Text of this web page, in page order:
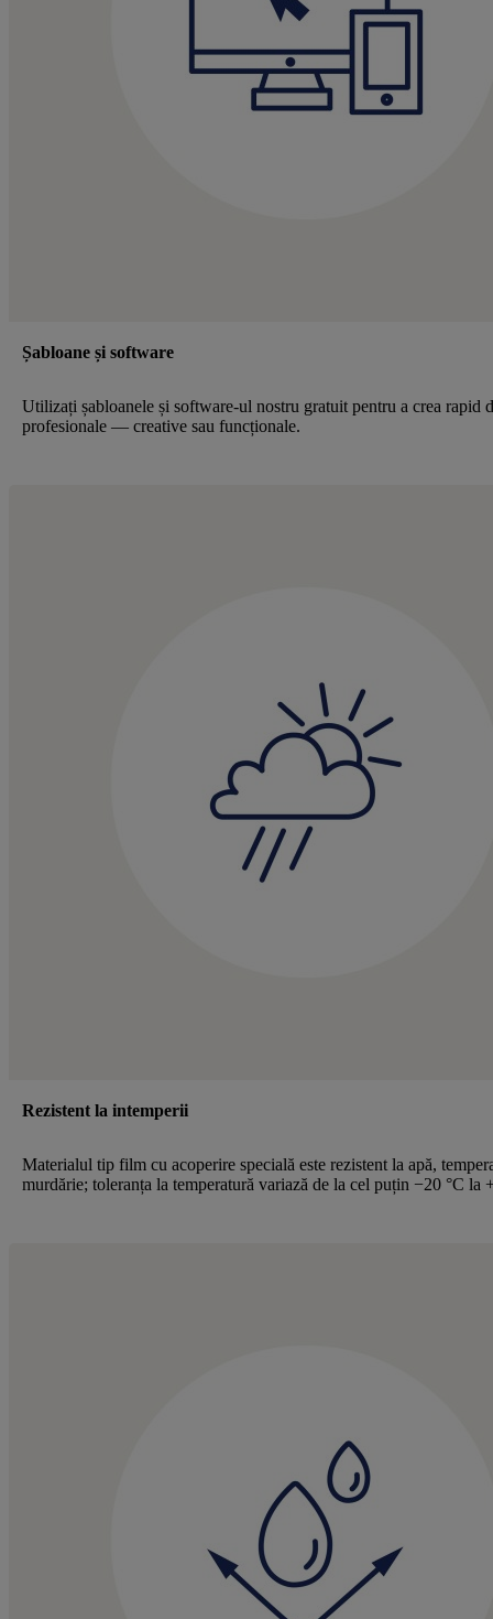
Șabloane și software
Utilizați șabloanele și software-ul nostru gratuit pentru a crea rapid
profesionale — creative sau funcționale.
Rezistent la intemperii
Materialul tip film cu acoperire specială este rezistent la apă,
murdărie; toleranța la temperatură variază de la cel puțin −20 °C la